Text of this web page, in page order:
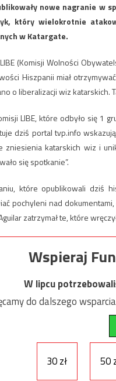
nowe nagranie w
który wielokrotnie
w Katargate.
(Komisji Wolności
Hiszpanii miał
o liberalizacji wiz
LIBE, które odbyło się 1
dziś portal tvp.info
zniesienia katarskich wiz i
się spotkanie”.
które opublikowali dziś
pochyleni nad
zatrzymał te, które
Wspieraj
W lipcu
do dalszego
30 zł 50